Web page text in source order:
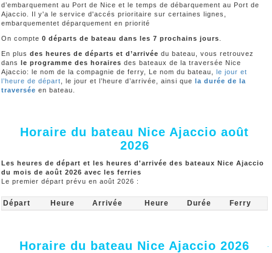
d’embarquement au Port de Nice et le temps de débarquement au Port de
Ajaccio. Il y'a le service d'accés prioritaire sur certaines lignes,
embarquementet déparquement en priorité
On compte 0 départs de bateau dans les 7 prochains jours
En plus des heures de départs et d’arrivée du bateau, vous retrouvez
dans le programme des horaires des bateaux de la traversée Nice
Ajaccio: le nom de la compagnie de ferry, Le nom du bateau, le jour et
l’heure de départ , le jour et l’heure d’arrivée, ainsi que la durée de la
traversée en bateau.
Horaire du bateau Nice Ajaccio août
2026
Les heures de départ et les heures d'arrivée des bateaux Nice Ajaccio
du mois de août 2026 avec les ferries
Le premier départ prévu en août 2026 :
Départ Heure Arrivée Heure Durée Ferry
Horaire du bateau Nice Ajaccio 2026